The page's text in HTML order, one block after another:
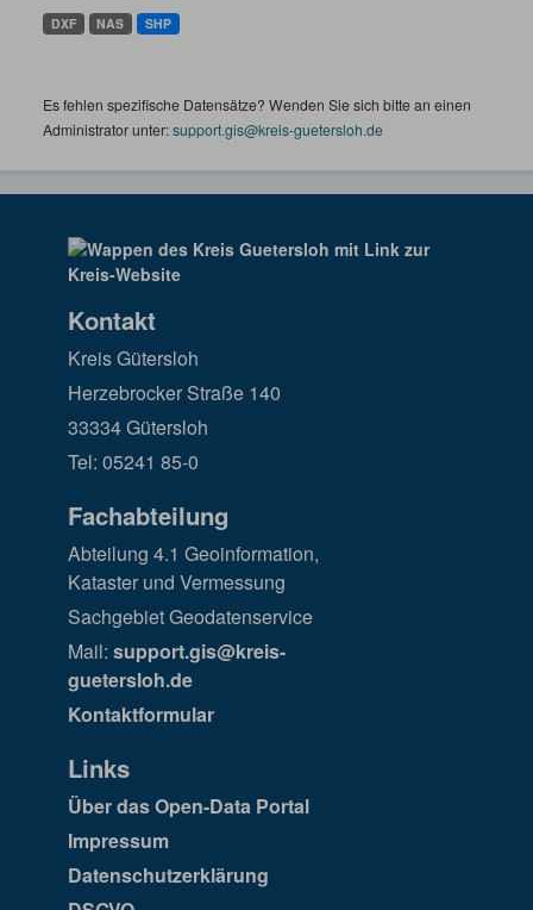
DXF NAS SHP
Es fehlen spezifische Datensätze? Wenden Sie sich bitte an einen
Administrator unter:support.gis@kreis-guetersloh.de
Kontakt
Kreis Gütersloh
Herzebrocker Straße 140
33334 Gütersloh
Tel: 05241 85-0
Fachabteilung
Abteilung 4.1 Geoinformation,
Kataster und Vermessung
Sachgebiet Geodatenservice
Mail: support.gis@kreis-
guetersloh.de
Kontaktformular
Links
Über das Open-Data Portal
Impressum
Datenschutzerklärung